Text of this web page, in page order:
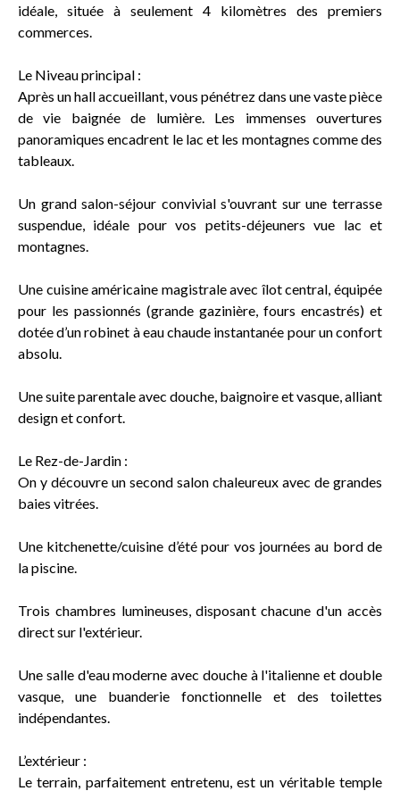
idéale, située à seulement 4 kilomètres des premiers
commerces.
Le Niveau principal :
Après un hall accueillant, vous pénétrez dans une vaste pièce
de vie baignée de lumière. Les immenses ouvertures
panoramiques encadrent le lac et les montagnes comme des
tableaux.
Un grand salon-séjour convivial s'ouvrant sur une terrasse
suspendue, idéale pour vos petits-déjeuners vue lac et
montagnes.
Une cuisine américaine magistrale avec îlot central, équipée
pour les passionnés (grande gazinière, fours encastrés) et
dotée d’un robinet à eau chaude instantanée pour un confort
absolu.
Une suite parentale avec douche, baignoire et vasque, alliant
design et confort.
Le Rez-de-Jardin :
On y découvre un second salon chaleureux avec de grandes
baies vitrées.
Une kitchenette/cuisine d’été pour vos journées au bord de
la piscine.
Trois chambres lumineuses, disposant chacune d'un accès
direct sur l'extérieur.
Une salle d'eau moderne avec douche à l'italienne et double
vasque, une buanderie fonctionnelle et des toilettes
indépendantes.
L’extérieur :
Le terrain, parfaitement entretenu, est un véritable temple